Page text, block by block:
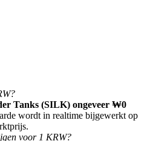
Tanks (SILK) ongeveer ₩0
wordt in realtime bijgewerkt op
voor 1 KRW?